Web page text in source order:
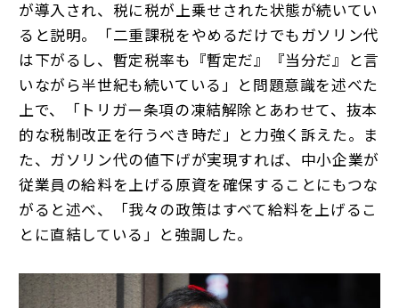
が導入され、税に税が上乗せされた状態が続いてい
ると説明。「二重課税をやめるだけでもガソリン代
は下がるし、暫定税率も『暫定だ』『当分だ』と言
いながら半世紀も続いている」と問題意識を述べた
上で、「トリガー条項の凍結解除とあわせて、抜本
的な税制改正を行うべき時だ」と力強く訴えた。ま
た、ガソリン代の値下げが実現すれば、中小企業が
従業員の給料を上げる原資を確保することにもつな
がると述べ、「我々の政策はすべて給料を上げるこ
とに直結している」と強調した。